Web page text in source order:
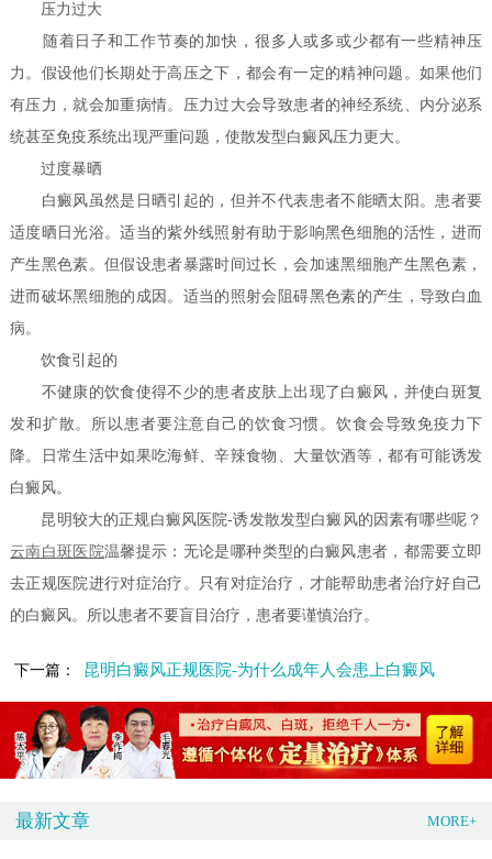
压力过大
随着日子和工作节奏的加快，很多人或多或少都有一些精神压
力。假设他们长期处于高压之下，都会有一定的精神问题。如果他们
有压力，就会加重病情。压力过大会导致患者的神经系统、内分泌系
统甚至免疫系统出现严重问题，使散发型白癜风压力更大。
过度暴晒
白癜风虽然是日晒引起的，但并不代表患者不能晒太阳。患者要
适度晒日光浴。适当的紫外线照射有助于影响黑色细胞的活性，进而
产生黑色素。但假设患者暴露时间过长，会加速黑细胞产生黑色素，
进而破坏黑细胞的成因。适当的照射会阻碍黑色素的产生，导致白血
病。
饮食引起的
不健康的饮食使得不少的患者皮肤上出现了白癜风，并使白斑复
发和扩散。所以患者要注意自己的饮食习惯。饮食会导致免疫力下
降。日常生活中如果吃海鲜、辛辣食物、大量饮酒等，都有可能诱发
白癜风。
昆明较大的正规白癜风医院-诱发散发型白癜风的因素有哪些呢？
云南白斑医院温馨提示：无论是哪种类型的白癜风患者，都需要立即
去正规医院进行对症治疗。只有对症治疗，才能帮助患者治疗好自己
的白癜风。所以患者不要盲目治疗，患者要谨慎治疗。
下一篇： 昆明白癜风正规医院-为什么成年人会患上白癜风
最新文章 MORE+